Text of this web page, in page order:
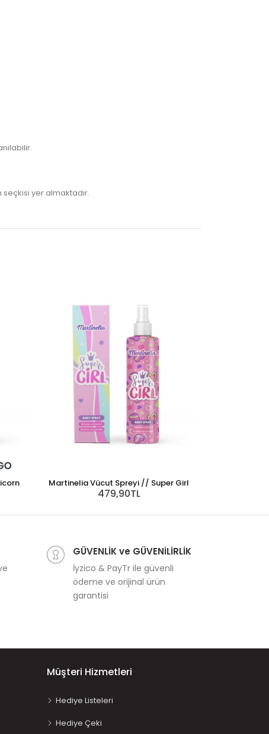
yer almaktadır.
Martinelia Vücut Spreyi // Super Girl
479,90TL
INCIA Kids
GÜVENLİK ve GÜVENİLİRLİK
İyzico & PayTr ile güvenli
ödeme ve orijinal ürün
garantisi
Müşteri Hizmetleri
Hediye Listeleri
Hediye Çeki